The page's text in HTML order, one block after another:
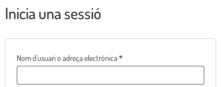
Inicia una sessió
Nom d'usuari o adreça electrònica *